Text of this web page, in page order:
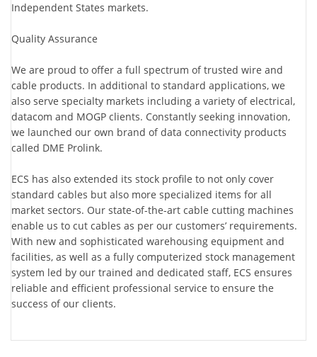
Independent States markets.
Quality Assurance
We are proud to offer a full spectrum of trusted wire and
cable products. In additional to standard applications, we
also serve specialty markets including a variety of electrical,
datacom and MOGP clients. Constantly seeking innovation,
we launched our own brand of data connectivity products
called DME Prolink.
ECS has also extended its stock profile to not only cover
standard cables but also more specialized items for all
market sectors. Our state-of-the-art cable cutting machines
enable us to cut cables as per our customers’ requirements.
With new and sophisticated warehousing equipment and
facilities, as well as a fully computerized stock management
system led by our trained and dedicated staff, ECS ensures
reliable and efficient professional service to ensure the
success of our clients.